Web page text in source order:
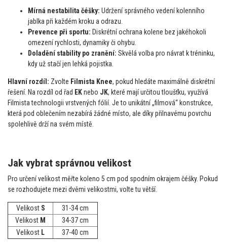
Mírná nestabilita čéšky: Udržení správného vedení kolenního
jablka při každém kroku a odrazu.
Prevence při sportu: Diskrétní ochrana kolene bez jakéhokoli
omezení rychlosti, dynamiky či ohybu.
Doladění stability po zranění: Skvělá volba pro návrat k tréninku,
kdy už stačí jen lehká pojistka.
Hlavní rozdíl: Zvolte Filmista Knee, pokud hledáte maximálně diskrétní
řešení. Na rozdíl od řad EKnebo JK, které mají určitou tloušťku, využívá
Filmista technologii vrstvených fólií. Je to unikátní „filmová“ konstrukce,
která pod oblečením nezabírá žádné místo, ale díky přilnavému povrchu
spolehlivě drží na svém místě.
Jak vybrat správnou velikost
Pro určení velikost měřte koleno 5 cm pod spodním okrajem čéšky. Pokud
se rozhodujete mezi dvěmi velikostmi, volte tu větší.
VelikostS
31-34 cm
Velikost M
34-37 cm
Velikost L 37-40 cm